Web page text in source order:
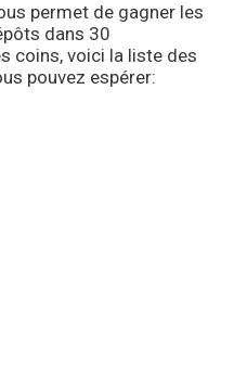
permet de gagner les
dans 30
coins, voici la liste des
pouvez espérer: